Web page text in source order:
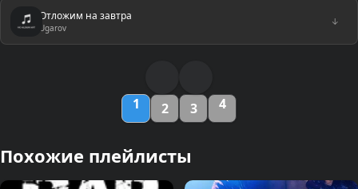
Отложим на завтра
Ugarov
↓
1 2 3 4
Похожие плейлисты